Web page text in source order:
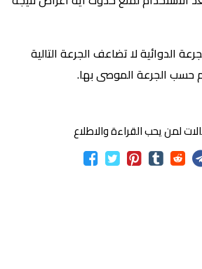
الدوائية لا تضاعف الجرعة التالية
حسب الجرعة الموصى بها.
لمن يحب القراءة والاطلاع